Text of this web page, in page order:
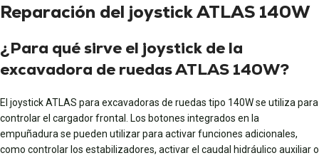
Reparación del joystick ATLAS 140W
¿Para qué sirve el joystick de la
excavadora de ruedas ATLAS 140W?
El joystick ATLAS para excavadoras de ruedas tipo 140W se utiliza para
controlar el cargador frontal. Los botones integrados en la
empuñadura se pueden utilizar para activar funciones adicionales,
como controlar los estabilizadores, activar el caudal hidráulico auxiliar o